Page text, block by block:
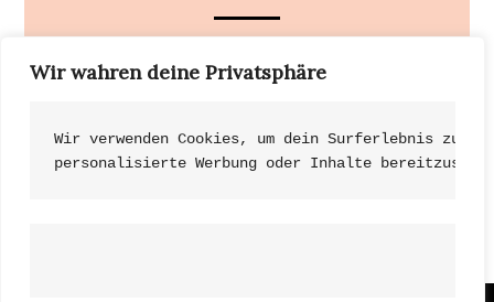
Wir wahren deine Privatsphäre
Wir verwenden Cookies, um dein Surferlebnis zu
personalisierte Werbung oder Inhalte
Zwischen Februar und September habe ich mit